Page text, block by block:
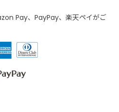
Pay、PayPay、楽天ペイがご